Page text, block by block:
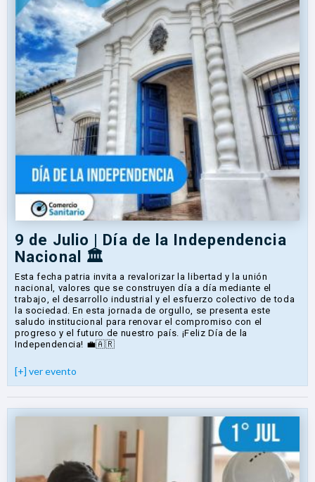
9 de Julio | Día de la Independencia
Nacional 🏛️
Esta fecha patria invita a revalorizar la libertad y la unión
nacional, valores que se construyen día a día mediante el
trabajo, el desarrollo industrial y el esfuerzo colectivo de toda
la sociedad. En esta jornada de orgullo, se presenta este
saludo institucional para renovar el compromiso con el
progreso y el futuro de nuestro país. ¡Feliz Día de la
Independencia! 💼🇦🇷
[+] ver evento